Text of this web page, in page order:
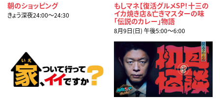
朝のショッピング
きょう深夜24:00〜24:30
もしマネ【復活グルメSP！十三の
イカ焼き店＆亡きマスターの味
「伝説のカレー」物語
8月9日(日) 午後5:00〜6:00